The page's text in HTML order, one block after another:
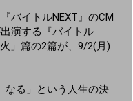
バイトルNEXT』のCM
演する『バイトル
」篇の2篇が、9/2(月)
なる」という人生の決